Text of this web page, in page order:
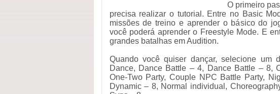
O primeiro
precisa realizar o tutorial. Entre no Basic
missões de treino e aprender o básico do
você poderá aprender o Freestyle Mode. E
grandes batalhas em Audition.
Quando você quiser dançar, selecione
Dance, Dance Battle – 4, Dance Battle – 8,
One-Two Party, Couple NPC Battle Party,
Dynamic – 8, Normal individual,